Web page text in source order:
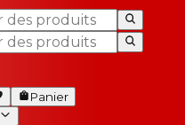
Panier